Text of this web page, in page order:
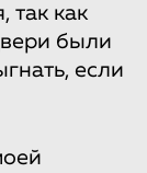
так как
были
если